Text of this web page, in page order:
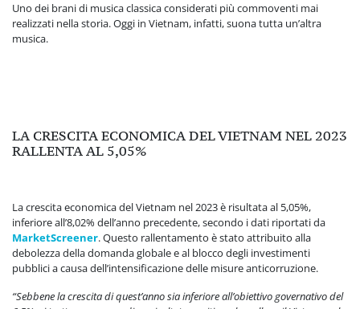
Uno dei brani di musica classica considerati più commoventi mai
realizzati nella storia. Oggi in Vietnam, infatti, suona tutta un’altra
musica.
LA CRESCITA ECONOMICA DEL VIETNAM NEL 2023
RALLENTA AL 5,05%
La crescita economica del Vietnam nel 2023 è risultata al 5,05%,
inferiore all’8,02% dell’anno precedente, secondo i dati riportati da
MarketScreener. Questo rallentamento è stato attribuito alla
debolezza della domanda globale e al blocco degli investimenti
pubblici a causa dell’intensificazione delle misure anticorruzione.
“Sebbene la crescita di quest’anno sia inferiore all’obiettivo governativo del